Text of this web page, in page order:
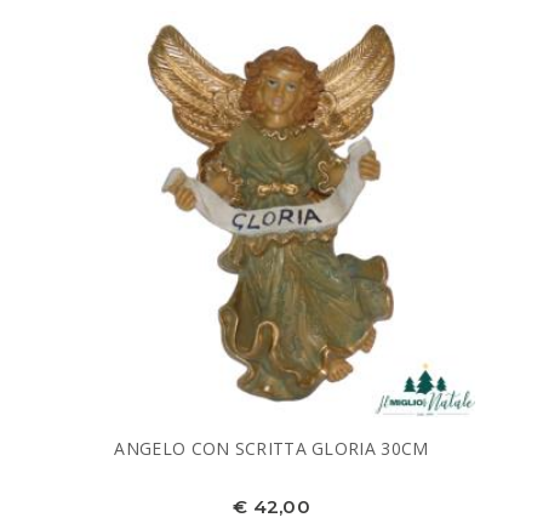
ANGELO CON SCRITTA GLORIA 30CM
€ 42,00